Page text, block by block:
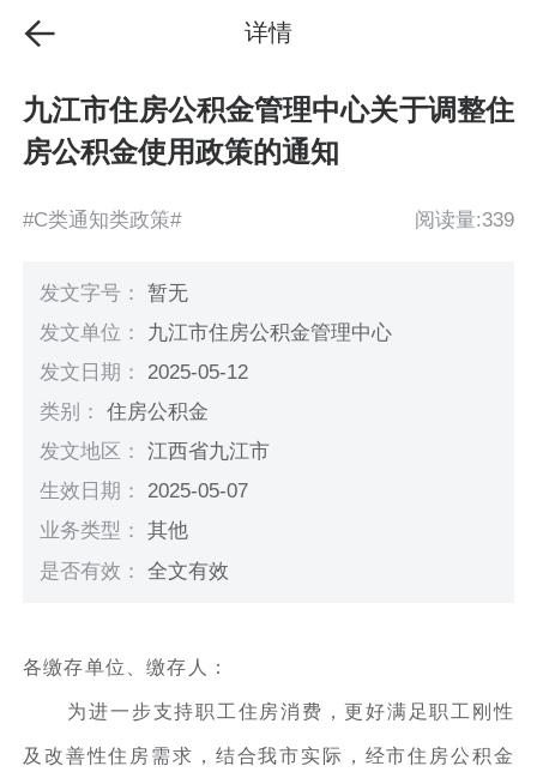
详情
九江市住房公积金管理中心关于调整住
房公积金使用政策的通知
#C类通知类政策# 阅读量:339
发文字号：暂无
发文单位： 九江市住房公积金管理中心
发文日期： 2025-05-12
类别：住房公积金
发文地区：江西省九江市
生效日期： 2025-05-07
业务类型：其他
是否有效：全文有效
各缴存单位、缴存人：
为进一步支持职工住房消费，更好满足职工刚性
及改善性住房需求，结合我市实际，经市住房公积金